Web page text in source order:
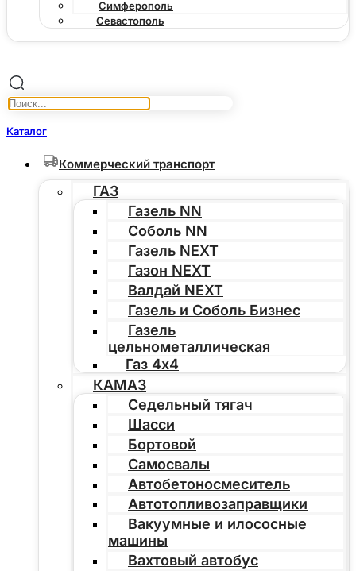
Симферополь
Севастополь
Каталог
Коммерческий транспорт
ГАЗ
Газель NN
Соболь NN
Газель NEXT
Газон NEXT
Валдай NEXT
Газель и Соболь Бизнес
Газель
цельнометаллическая
Газ 4х4
КАМАЗ
Седельный тягач
Шасси
Бортовой
Самосвалы
Автобетоносмеситель
Автотопливозаправщики
Вакуумные и илососные
машины
Вахтовый автобус